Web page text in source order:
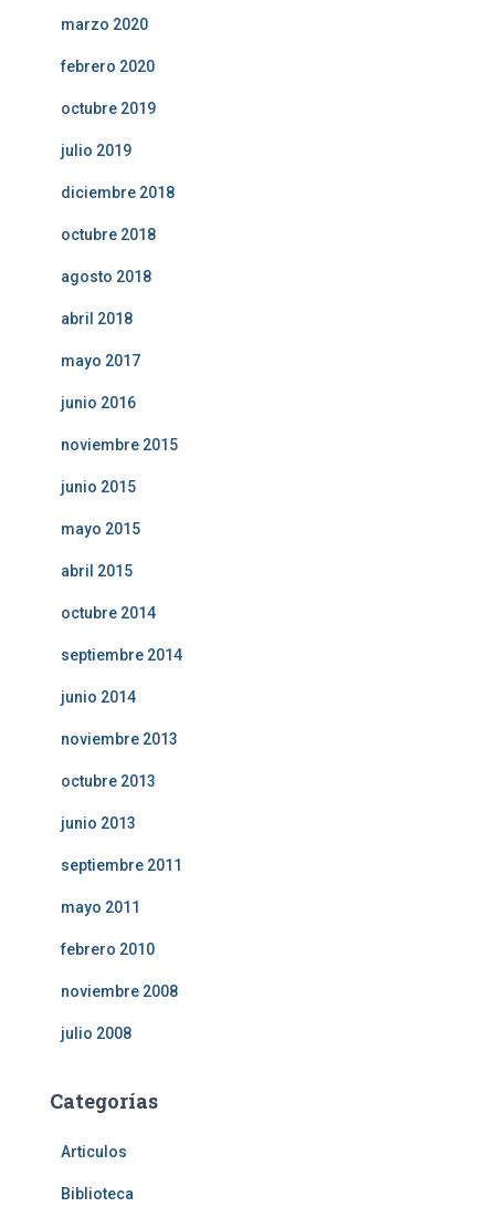
marzo 2020
febrero 2020
octubre 2019
julio 2019
diciembre 2018
octubre 2018
agosto 2018
abril 2018
mayo 2017
junio 2016
noviembre 2015
junio 2015
mayo 2015
abril 2015
octubre 2014
septiembre 2014
junio 2014
noviembre 2013
octubre 2013
junio 2013
septiembre 2011
mayo 2011
febrero 2010
noviembre 2008
julio 2008
Categorías
Articulos
Biblioteca